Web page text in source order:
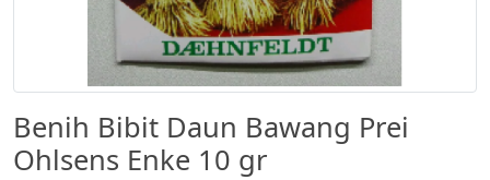
Benih Bibit Daun Bawang Prei
Ohlsens Enke 10 gr